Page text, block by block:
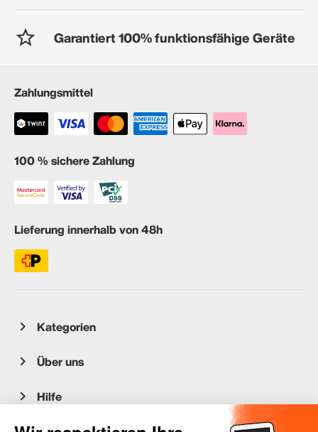
Garantiert 100% funktionsfähige Geräte
Zahlungsmittel
100 % sichere Zahlung
Lieferung innerhalb von 48h
Kategorien
Über uns
Hilfe